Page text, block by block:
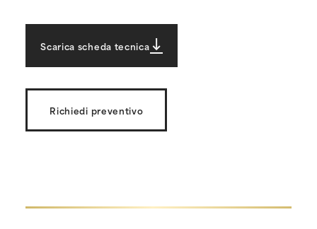
Scarica scheda tecnica
Richiedi preventivo